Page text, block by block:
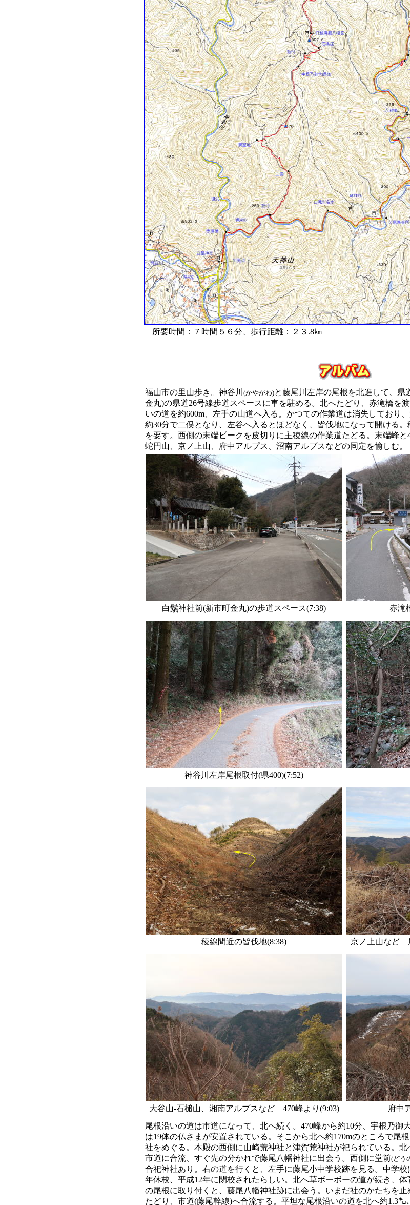
所要時間：７時間５６分、歩行距離：２３.8㎞
福山市の里山歩き。神谷川 (かやがわ)と藤尾川左岸の尾根を北進して、県
金丸)の県道26号線歩道スペースに車を駐める。北へたどり、赤滝橋を
いの道を約600m、左手の山道へ入る。かつての作業道は消失しており
約30分で二俣となり、左谷へ入るとほどなく、皆伐地になって開ける
を要す。西側の末端ピークを皮切りに主稜線の作業道たどる。末端峰と
蛇円山、京ノ上山、府中アルプス、沼南アルプスなどの同定を愉しむ。
白鬚神社前(新市町金丸)の歩道スペース(7:38) 赤滝
神谷川左岸尾根取付(県400)(7:52)
稜線間近の皆伐地(8:38) 京ノ上山など
大谷山-石槌山、湘南アルプスなど 470峰より(9:03)
府中
尾根沿いの道は市道になって、北へ続く。470峰から約10分、宇根乃御
は19体の仏さまが安置されている。そこから北へ約170mのところで尾
社をめぐる。本殿の西側に山崎荒神社と津賀荒神社が祀られている。
市道に合流、すぐ先の分かれで藤尾八幡神社に出会う。西側に堂前(どう
合祀神社あり。右の道を行くと、左手に藤尾小中学校跡を見る。中学
年休校、平成12年に閉校されたらしい。北へ草ボーボーの道が続き、
の尾根に取り付くと、藤尾八幡神社跡に出会う。いまだ社のかたちを
たどり、市道(藤尾幹線)へ合流する。平坦な尾根沿いの道を北へ約1.3㌔